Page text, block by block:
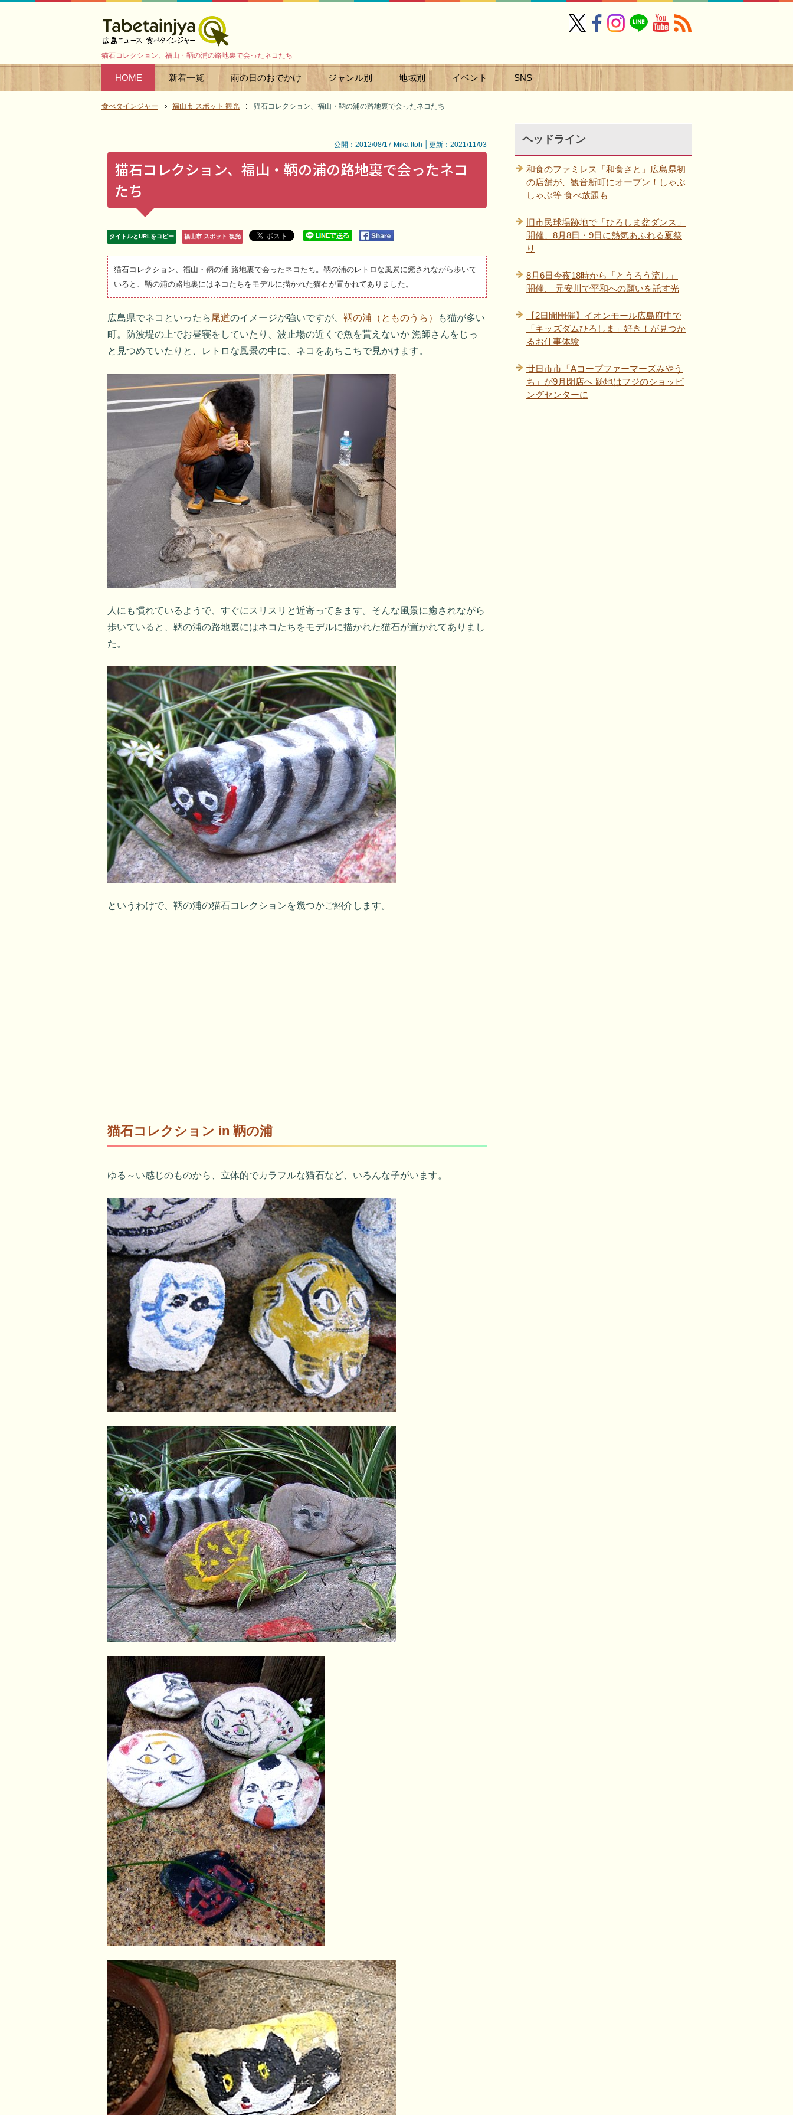
猫石コレクション、福山・鞆の浦の路地裏で会ったネコたち
HOME 新着一覧 雨の日のおでかけ ジャンル別 地域別 イベント SNS
食べタインジャー 福山市 スポット 観光 猫石コレクション、福山・鞆の浦の路地裏で会ったネコたち
公開：2012/08/17 Mika Itoh │更新：2021/11/03
猫石コレクション、福山・鞆の浦の路地裏で会ったネコ
たち
タイトルとURLをコピー 福山市 スポット 観光
猫石コレクション、福山・鞆の浦 路地裏で会ったネコたち。鞆の浦のレトロな風景に癒されながら歩いて
いると、鞆の浦の路地裏にはネコたちをモデルに描かれた猫石が置かれてありました。
広島県でネコといったら尾道のイメージが強いですが、 鞆の浦（とものうら）
も猫が多い
町。防波堤の上でお昼寝をしていたり、波止場の近くで魚を貰えないか 漁師さんをじっ
と見つめていたりと、レトロな風景の中に、ネコをあちこちで見かけます。
人にも慣れているようで、すぐにスリスリと近寄ってきます。そんな風景に癒されながら
歩いていると、鞆の浦の路地裏にはネコたちをモデルに描かれた猫石が置かれてありまし
た。
というわけで、鞆の浦の猫石コレクションを幾つかご紹介します。
猫石コレクション in 鞆の浦
ゆる～い感じのものから、立体的でカラフルな猫石など、いろんな子がいます。
ヘッドライン
和食のファミレス「和食さと」広島県初
の店舗が、観音新町にオープン！しゃぶ
しゃぶ等 食べ放題も
旧市民球場跡地で「ひろしま盆ダンス」
開催、8月8日・9日に熱気あふれる夏祭
り
8月6日今夜18時から「とうろう流し」
開催、 元安川で平和への願いを託す光
【2日間開催】イオンモール広島府中で
「キッズダムひろしま」好き！が見つか
るお仕事体験
廿日市市「Aコープファーマーズみやう
ち」が9月閉店へ 跡地はフジのショッピ
ングセンターに